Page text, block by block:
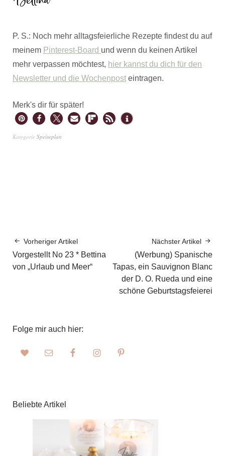
P. S.: Noch mehr alltagsfeierliche Rezepte findest du auf
meinem Pinterest-Board und wenn du keinen Artikel
mehr verpassen möchtest, hier kannst du dich für den
Newsletter und die Wochenpost eintragen.
Merk's dir für später!
Kategorie Speiseplan
Vorheriger Artikel
Vorgestellt No 23 * Bettina
von „Urlaub und Meer“
Nächster Artikel
(Werbung) Spanische
Tapas, ein Sauvignon Blanc
der D. O. Rueda und eine
schöne Geburtstagsfeierei
Folge mir auch hier:
Beliebte Artikel